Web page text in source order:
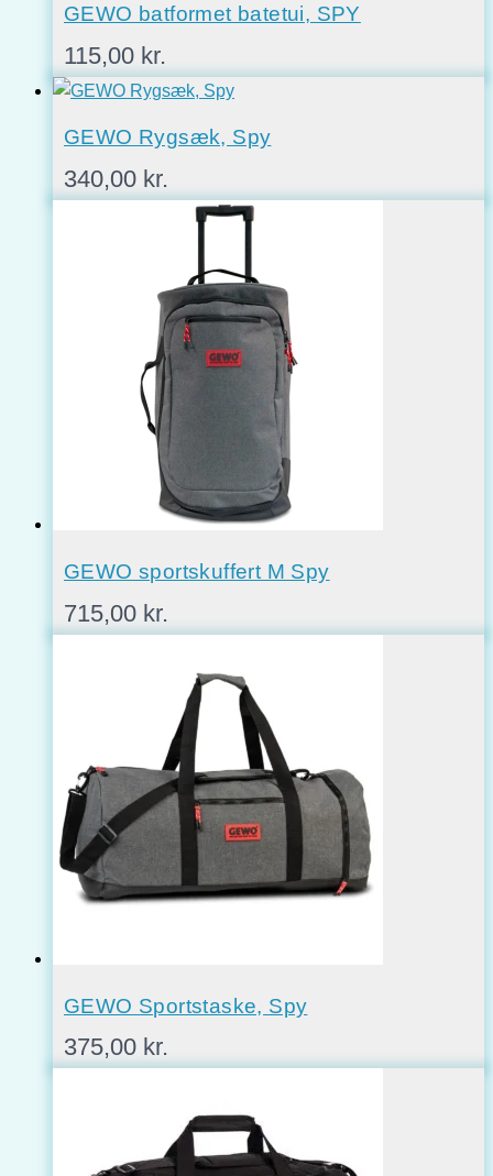
GEWO batformet batetui, SPY
115,00 kr.
GEWO Rygsæk, Spy
340,00 kr.
GEWO sportskuffert M Spy
715,00 kr.
GEWO Sportstaske, Spy
375,00 kr.